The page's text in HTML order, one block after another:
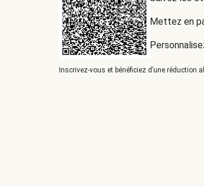
Mettez en
Inscrivez-vous et bénéficiez d’une